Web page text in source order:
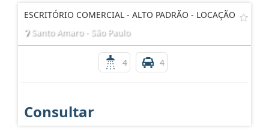
ESCRITÓRIO COMERCIAL - ALTO PADRÃO - LOCAÇÃO
Santo Amaro - São Paulo
4 4
Consultar